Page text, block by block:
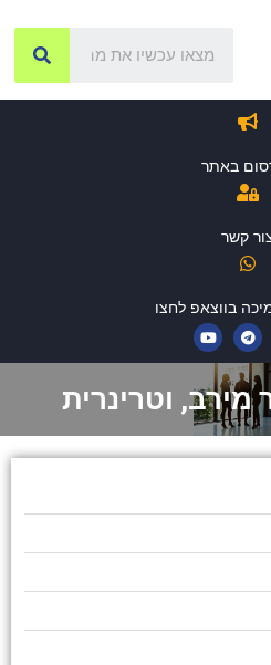
באתר
קשר
בווצאפ לחצו
מירב, וטרינרית